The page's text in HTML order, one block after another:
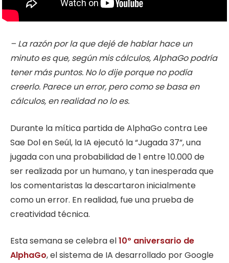
– La razón por la que dejé de hablar hace un
minuto es que, según mis cálculos, AlphaGo podría
tener más puntos. No lo dije porque no podía
creerlo. Parece un error, pero como se basa en
cálculos, en realidad no lo es.
Durante la mítica partida de AlphaGo contra Lee
Sae Dol en Seúl, la IA ejecutó la “Jugada 37”, una
jugada con una probabilidad de 1 entre 10.000 de
ser realizada por un humano, y tan inesperada que
los comentaristas la descartaron inicialmente
como un error. En realidad, fue una prueba de
creatividad técnica.
Esta semana se celebra el10º aniversario de
AlphaGo, el sistema de IA desarrollado por Google